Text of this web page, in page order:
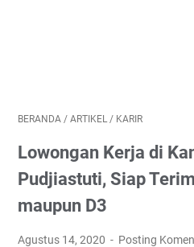
BERANDA / ARTIKEL / KARIR
Lowongan Kerja di
Pudjiastuti, Siap
maupun D3
Agustus 14, 2020 Posting